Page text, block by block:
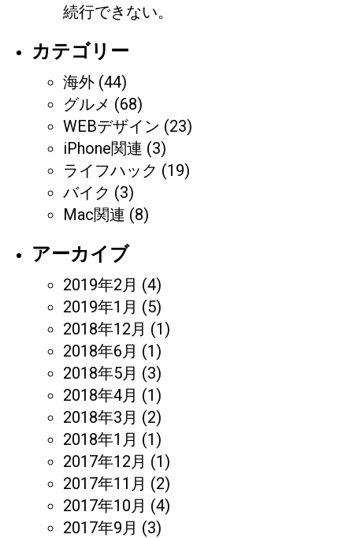
続行できない。
カテゴリー
海外 (44)
グルメ (68)
WEBデザイン (23)
iPhone関連 (3)
ライフハック (19)
バイク (3)
Mac関連 (8)
アーカイブ
2019年2月 (4)
2019年1月 (5)
2018年12月 (1)
2018年6月 (1)
2018年5月 (3)
2018年4月 (1)
2018年3月 (2)
2018年1月 (1)
2017年12月 (1)
2017年11月 (2)
2017年10月 (4)
2017年9月 (3)